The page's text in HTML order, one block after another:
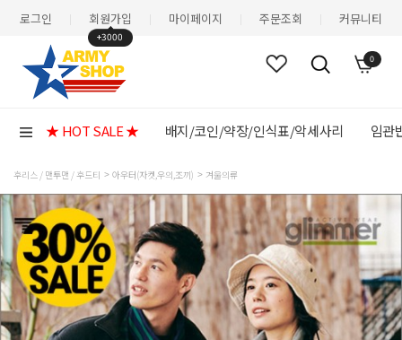
로그인 회원가입
+3000
마이페이지 주문조회 커뮤니티
0
★ HOT SALE ★ 배지/코인/약장/인식표/악세사리 임관
후리스 / 맨투맨 / 후드티 아우터(자켓,우의,조끼) 겨울의류